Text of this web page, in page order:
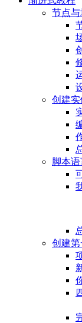
节点
创建实
脚本
创建